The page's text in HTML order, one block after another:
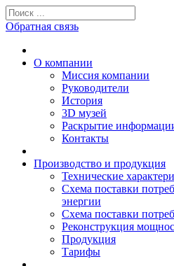
Обратная связь
О компании
Миссия компании
Руководители
История
3D музей
Раскрытие
Контакты
Производство и продукция
Технические
Схема поставки
энергии
Схема поставки
Реконструкция
Продукция
Тарифы